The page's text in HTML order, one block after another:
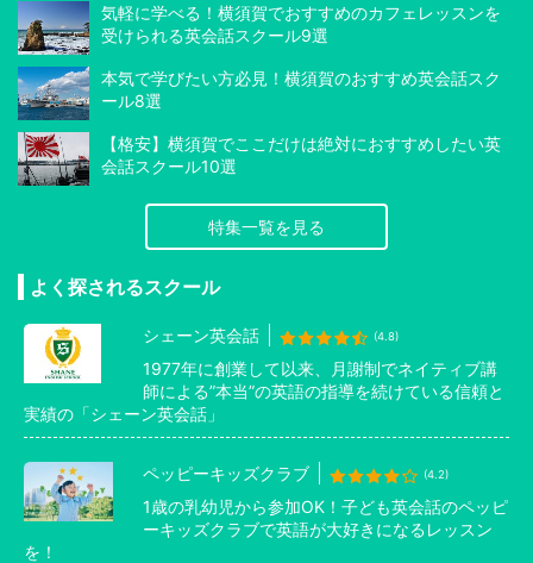
気軽に学べる！横須賀でおすすめのカフェレッスンを
受けられる英会話スクール9選
本気で学びたい方必見！横須賀のおすすめ英会話スク
ール8選
【格安】横須賀でここだけは絶対におすすめしたい英
会話スクール10選
特集一覧を見る
よく探されるスクール
シェーン英会話 (4.8)
1977年に創業して以来、月謝制でネイティブ講
師による”本当”の英語の指導を続けている信頼と
実績の「シェーン英会話」
ペッピーキッズクラブ (4.2)
1歳の乳幼児から参加OK！子ども英会話のペッピ
ーキッズクラブで英語が大好きになるレッスン
を！